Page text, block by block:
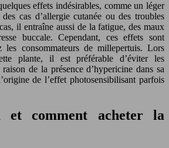
effets indésirables, comme un léger
cas d’allergie cutanée ou des troubles
il entraîne aussi de la fatigue, des maux
buccale. Cependant, ces effets sont
les consommateurs de millepertuis. Lors
plante, il est préférable d’éviter les
de la présence d’hypericine dans sa
de l’effet photosensibilisant parfois
et comment acheter la